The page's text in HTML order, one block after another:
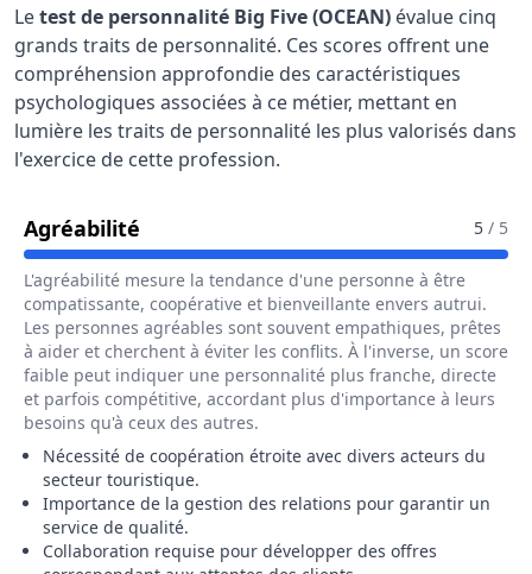
Letest de personnalité Big Five (OCEAN) évalue cinq
grands traits de personnalité. Ces scores offrent une
compréhension approfondie des caractéristiques
psychologiques associées à ce métier, mettant en
lumière les traits de personnalité les plus valorisés dans
l'exercice de cette profession.
Agréabilité Pour Le Métier De Assistant / 5 / 5
L'agréabilité mesure la tendance d'une personne à être
compatissante, coopérative et bienveillante envers autrui.
Les personnes agréables sont souvent empathiques, prêtes
à aider et cherchent à éviter les conflits. À l'inverse, un score
faible peut indiquer une personnalité plus franche, directe
et parfois compétitive, accordant plus d'importance à leurs
besoins qu'à ceux des autres.
Nécessité de coopération étroite avec divers acteurs du
secteur touristique.
Importance de la gestion des relations pour garantir un
service de qualité.
Collaboration requise pour développer des offres